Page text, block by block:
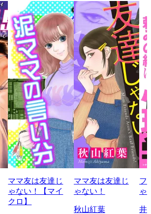
ママ友は友達じ
ゃない！【マイ
クロ】
ママ友は友達じ
ゃない！
秋山紅葉
フ
ゃ
井